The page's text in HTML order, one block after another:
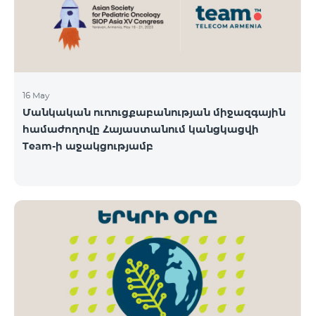
16 May
Մանկական ուռուցքաբանության միջազգային
համաժողովը Հայաստանում կանցկացվի
Team-ի աջակցությամբ